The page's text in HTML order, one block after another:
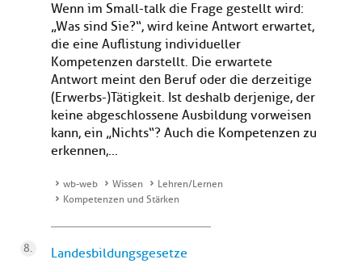
Wenn im Small-talk die Frage gestellt wird:
„Was sind Sie?“, wird keine Antwort erwartet,
die eine Auflistung individueller
Kompetenzen darstellt. Die erwartete
Antwort meint den Beruf oder die derzeitige
(Erwerbs-)Tätigkeit. Ist deshalb derjenige, der
keine abgeschlossene Ausbildung vorweisen
kann, ein „Nichts“? Auch die Kompetenzen zu
erkennen,...
wb-web Wissen
Lehren/Lernen
Kompetenzen und Stärken
Landesbildungsgesetze